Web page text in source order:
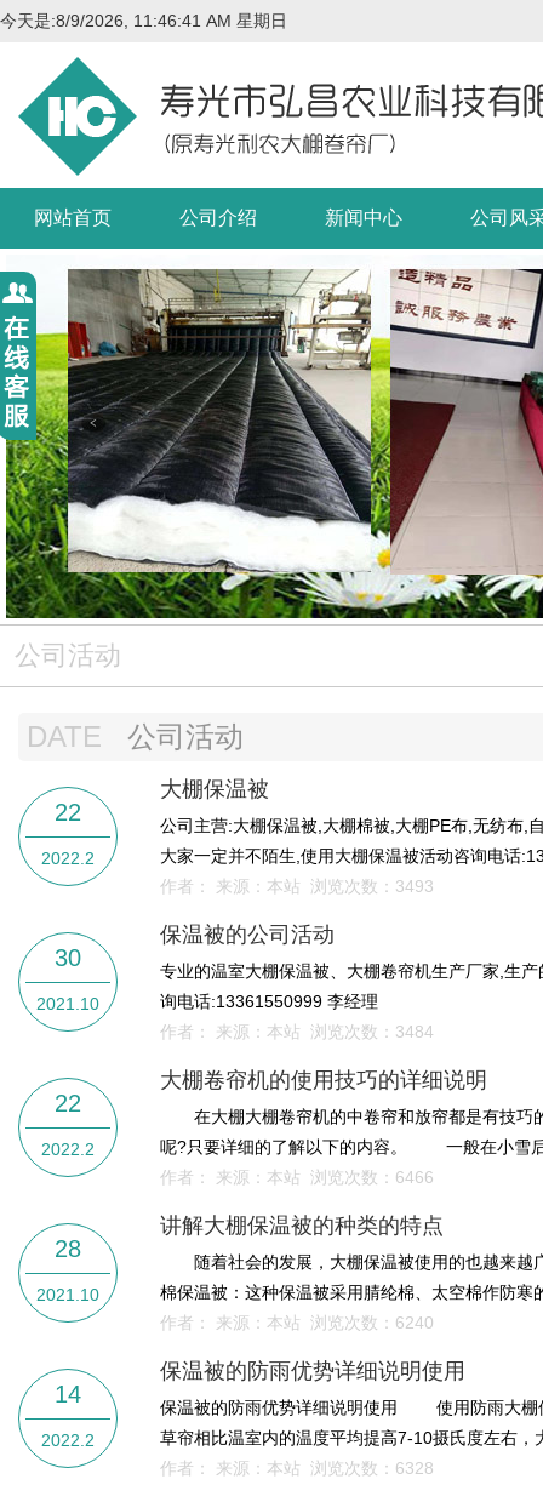
今天是:8/9/2026, 11:46:42 AM 星期日
网站首页 公司介绍 新闻中心 公司风
保温被
1
2
公司活动
DATE 公司活动
22
2022.2
大棚保温被
公司主营:大棚保温被,大棚棉被,大棚PE布,无纺布,
大家一定并不陌生,使用大棚保温被活动咨询电话
作者： 来源：本站 浏览次数： 3493
30
2021.10
保温被的公司活动
专业的温室大棚保温被、大棚卷帘机生产厂家,生
询电话:13361550999 李经理
作者： 来源：本站 浏览次数： 3484
22
2022.2
大棚卷帘机的使用技巧的详细说明
在大棚大棚卷帘机的中卷帘和放帘都是有技巧
呢?只要详细的了解以下的内容。 一般在小雪
作者： 来源：本站 浏览次数： 6466
28
2021.10
讲解大棚保温被的种类的特点
随着社会的发展，大棚保温被使用的也越来
棉保温被：这种保温被采用腈纶棉、太空棉作防
作者： 来源：本站 浏览次数： 6240
14
2022.2
保温被的防雨优势详细说明使用
保温被的防雨优势详细说明使用 使用防雨大
草帘相比温室内的温度平均提高7-10摄氏度左右
作者： 来源：本站 浏览次数： 6328